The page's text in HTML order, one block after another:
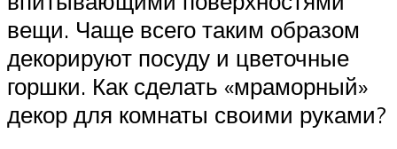
вещи. Чаще всего таким образом
декорируют посуду и цветочные
горшки. Как сделать «мраморный»
декор для комнаты своими руками?